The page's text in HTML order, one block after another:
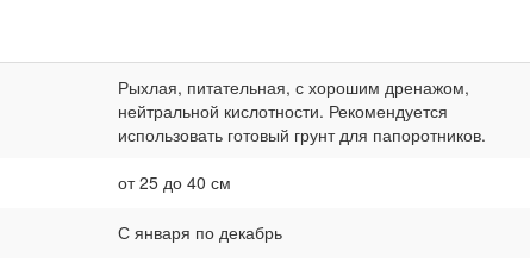
Рыхлая, питательная, с хорошим дренажом,
нейтральной кислотности. Рекомендуется
использовать готовый грунт для папоротников.
от 25 до 40 см
С января по декабрь